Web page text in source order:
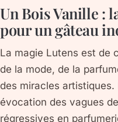
Un Bois Vanille :
pour un gâteau
La magie Lutens est de
de la mode, de la
des miracles artistiques.
évocation des vagues
régressives en